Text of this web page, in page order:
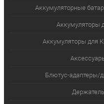
Аккумуляторные
Аккумуляторы
Аккумуляторы для
Блютус-адаптеры/